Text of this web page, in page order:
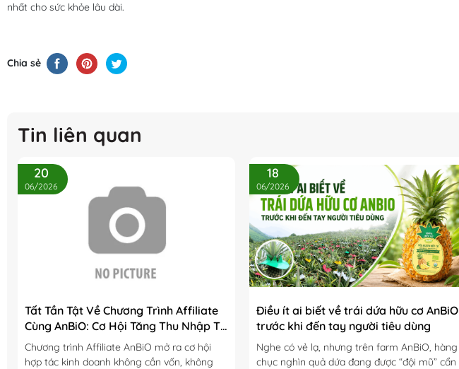
nhất cho sức khỏe lâu dài.
Chia sẻ
Tin liên quan
20
06/2026
Tất Tần Tật Về Chương Trình Affiliate
Cùng AnBiO: Cơ Hội Tăng Thu Nhập Từ
Hệ Sinh Thái Hữu Cơ
Chương trình Affiliate AnBiO mở ra cơ hội
hợp tác kinh doanh không cần vốn, không
18
06/2026
Điều ít ai biết về trái dứa hữu cơ AnBiO
trước khi đến tay người tiêu dùng
Nghe có vẻ lạ, nhưng trên farm AnBiO, hàng
chục nghìn quả dứa đang được “đội mũ” cẩn